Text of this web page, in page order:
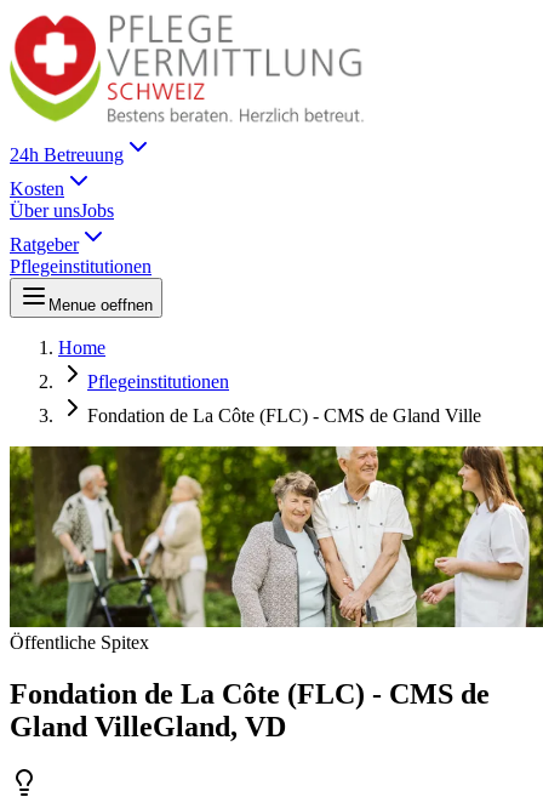
24h Betreuung
Kosten
Über unsJobs
Ratgeber
Pflegeinstitutionen
Menue oeffnen
Home
Pflegeinstitutionen
Fondation de La Côte (FLC) - CMS de Gland Ville
Öffentliche Spitex
Fondation de La Côte (FLC) - CMS de
Gland VilleGland, VD